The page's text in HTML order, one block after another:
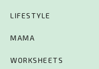
LIFESTYLE
MAMA
WORKSHEETS